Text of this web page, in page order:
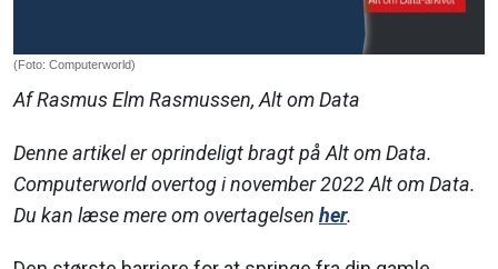
(Foto: Computerworld)
Af Rasmus Elm Rasmussen, Alt om Data
Denne artikel er oprindeligt bragt på Alt om Data.
Computerworld overtog i november 2022 Alt om Data.
Du kan læse mere om overtagelsen her.